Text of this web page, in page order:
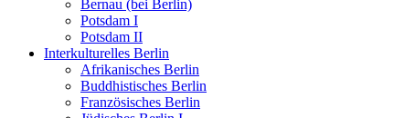
Bernau (bei Berlin)
Potsdam I
Potsdam II
Interkulturelles Berlin
Afrikanisches Berlin
Buddhistisches Berlin
Französisches Berlin